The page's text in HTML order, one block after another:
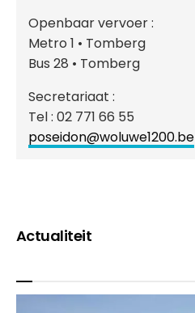
Openbaar vervoer :
Metro 1 • Tomberg
Bus 28 • Tomberg
Secretariaat :
Tel : 02 771 66 55
poseidon@woluwe1200.be
Actualiteit